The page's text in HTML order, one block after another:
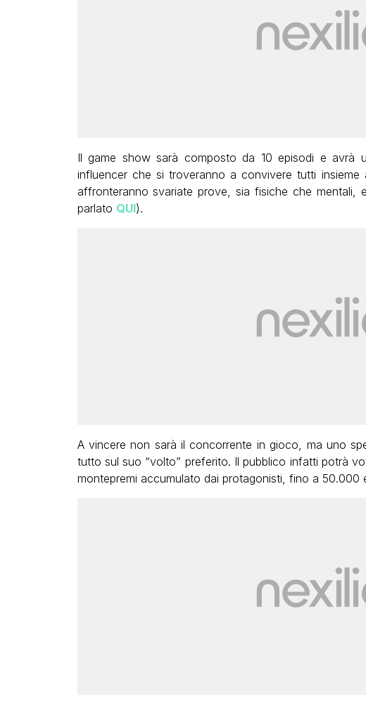
Il game show sarà composto da 10 episodi e
influencer che si troveranno a convivere tutti insieme
affronteranno svariate prove, sia fisiche che
parlato QUI).
A vincere non sarà il concorrente in gioco, ma uno
tutto sul suo “volto” preferito. Il pubblico infatti potrà
montepremi accumulato dai protagonisti, fino a 50.000